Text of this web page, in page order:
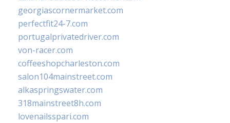
georgiascornermarket.com
perfectfit24-7.com
portugalprivatedriver.com
von-racer.com
coffeeshopcharleston.com
salon104mainstreet.com
alkaspringswater.com
318mainstreet8h.com
lovenailsspari.com